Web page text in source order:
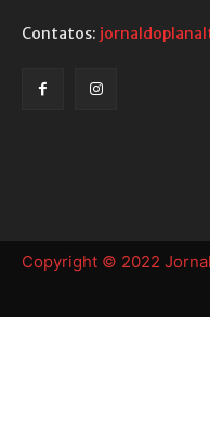
Contatos:
Copyright © 2022